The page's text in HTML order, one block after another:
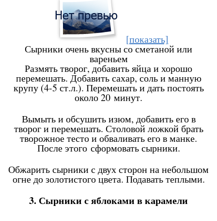
[показать]
Сырники очень вкусны со сметаной или
вареньем
Размять творог, добавить яйца и хорошо
перемешать. Добавить сахар, соль и манную
крупу (4-5 ст.л.). Перемешать и дать постоять
около 20 минут.
Вымыть и обсушить изюм, добавить его в
творог и перемешать. Столовой ложкой брать
творожное тесто и обваливать его в манке.
После этого сформовать сырники.
Обжарить сырники с двух сторон на небольшом
огне до золотистого цвета. Подавать теплыми.
3. Сырники с яблоками в карамели